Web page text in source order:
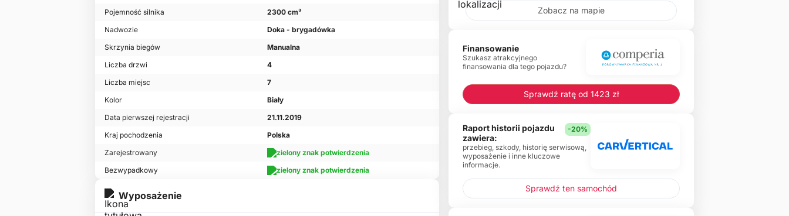
Pojemność silnika
2300 cm³
Nadwozie
Doka - brygadówka
Skrzynia biegów
Manualna
Liczba drzwi
4
Liczba miejsc
7
Kolor
Biały
Data pierwszej rejestracji
21.11.2019
Kraj pochodzenia
Polska
Zarejestrowany
Bezwypadkowy
Wyposażenie
Zobacz na mapie
Finansowanie
Szukasz atrakcyjnego
finansowania dla tego pojazdu?
Sprawdź ratę od 1423 zł
Raport historii pojazdu
zawiera:
-20%
przebieg, szkody, historię serwisową,
wyposażenie i inne kluczowe
informacje.
Sprawdź ten samochód